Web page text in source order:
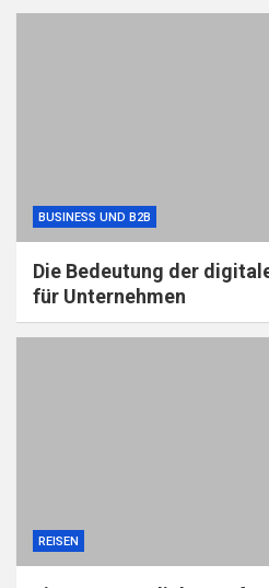
BUSINESS UND B2B
Die Bedeutung der
für Unternehmen
REISEN